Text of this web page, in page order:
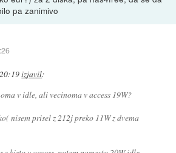
pa zanimivo
izjavil:
v idle, ali vecinoma v access 19W?
nisem prisel z 212j preko 11W z dvema